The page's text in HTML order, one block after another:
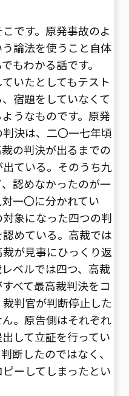
です。原発事故のよ
論法を使うこと自体
もわかる話です。
いたとしてもテスト
宿題をしていなくて
うなものです。原発
決は、二〇一七年頃
の判決が出るまでの
ている。そのうち九
認めなかったのが一
一〇に分かれてい
象になった四つの判
めている。高裁では
が見事にひっくり返
ベルでは四つ、高裁
べて最高裁判決をコ
判官が判断停止した
。原告側はそれぞれ
して立証を行ってい
断したのではなく、
ーしてしまったとい